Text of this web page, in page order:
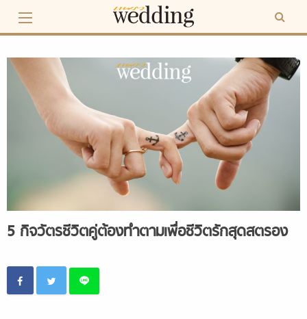
content
5 กิจวัตรชีวิตคู่ต้องทำตามเพื่อชีวิตรักสุดสตรอง